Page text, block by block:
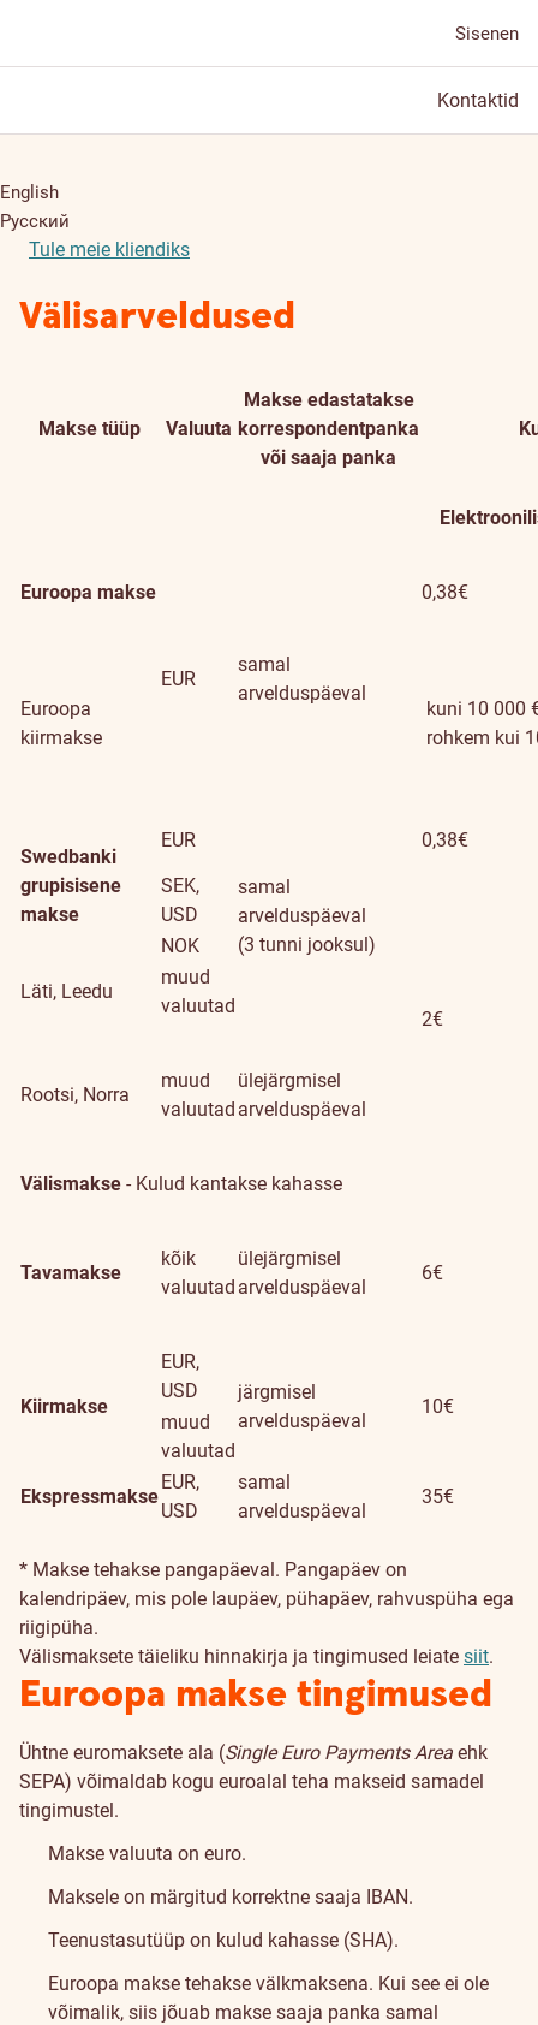
Sisenen
Kontaktid
English
Русский
Tule meie kliendiks
Välisarveldused
Makse tüüp Valuuta
Makse edastatakse
korrespondentpanka
või saaja panka
Euroopa makse
EUR
samal
arvelduspäeval
0,38€
Euroopa
kiirmakse
kuni 10 000
rohkem kui
Swedbanki
grupisisene
makse
EUR
samal
arvelduspäeval
(3 tunni jooksul)
0,38€
SEK,
USD
2€
NOK
Läti, Leedu
muud
valuutad
Rootsi, Norra
muud
valuutad
ülejärgmisel
arvelduspäeval
Välismakse - Kulud kantakse kahasse
Tavamakse
kõik
valuutad
ülejärgmisel
arvelduspäeval
6€
Kiirmakse
EUR,
USD
järgmisel
arvelduspäeval
10€
muud
valuutad
Ekspressmakse
EUR,
USD
samal
arvelduspäeval
35€
* Makse tehakse pangapäeval. Pangapäev on
kalendripäev, mis pole laupäev, pühapäev, rahvuspüha ega
riigipüha.
Välismaksete täieliku hinnakirja ja tingimused leiate siit.
Euroopa makse tingimused
Ühtne euromaksete ala (Single Euro Payments Area ehk
SEPA) võimaldab kogu euroalal teha makseid samadel
tingimustel.
Makse valuuta on euro.
Maksele on märgitud korrektne saaja IBAN.
Teenustasutüüp on kulud kahasse (SHA).
Euroopa makse tehakse välkmaksena. Kui see ei ole
võimalik, siis jõuab makse saaja panka samal